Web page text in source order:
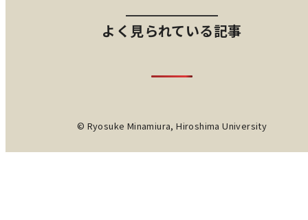
よく見られている記事
© Ryosuke Minamiura, Hiroshima University